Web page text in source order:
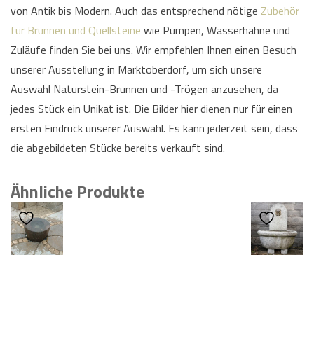
von Antik bis Modern. Auch das entsprechend nötige Zubehör
für Brunnen und Quellsteine wie Pumpen, Wasserhähne und
Zuläufe finden Sie bei uns. Wir empfehlen Ihnen einen Besuch
unserer Ausstellung in Marktoberdorf, um sich unsere
Auswahl Naturstein-Brunnen und -Trögen anzusehen, da
jedes Stück ein Unikat ist. Die Bilder hier dienen nur für einen
ersten Eindruck unserer Auswahl. Es kann jederzeit sein, dass
die abgebildeten Stücke bereits verkauft sind.
Ähnliche Produkte